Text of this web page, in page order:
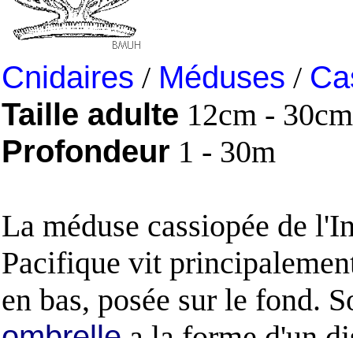
Cnidaires / Méduses /
Taille adulte 12cm - 30cm
Profondeur 1 - 30m
La méduse cassiopée de
Pacifique vit
en bas, posée sur le fond.